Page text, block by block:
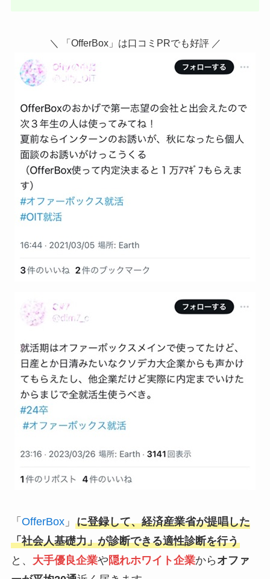
＼ 「OfferBox」は口コミPRでも好評 ／
「 OfferBox」 に登録して、経済産業省が提唱した
「社会人基礎力」が診断できる適性診断を行う
と、 大手優良企業や隠れホワイト企業から オファ